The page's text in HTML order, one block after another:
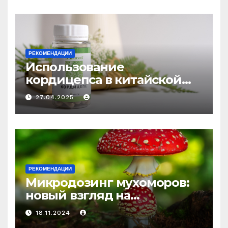
РЕКОМЕНДАЦИИ
Использование
кордицепса в китайской
медицине: природное
средство против усталости
и истощения
27.04.2025
РЕКОМЕНДАЦИИ
Микродозинг мухоморов:
новый взгляд на
психоделику
18.11.2024